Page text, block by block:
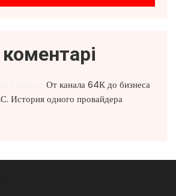
От канала 64К до бизнеса
История одного провайдера